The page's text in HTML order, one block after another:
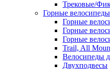
Трековые/
Горные велосипеды
Горные
Горные
Горные
Trail, All
Велосипеды
Двухподвесы